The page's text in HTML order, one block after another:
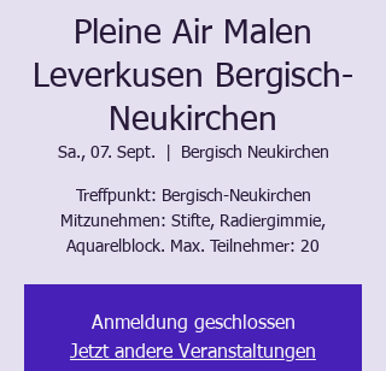
Pleine Air Malen
Leverkusen Bergisch-
Neukirchen
Sa., 07. Sept. Bergisch Neukirchen
Treffpunkt: Bergisch-Neukirchen
Mitzunehmen: Stifte, Radiergimmie,
Aquarelblock. Max. Teilnehmer: 20
Anmeldung geschlossen
Jetzt andere Veranstaltungen